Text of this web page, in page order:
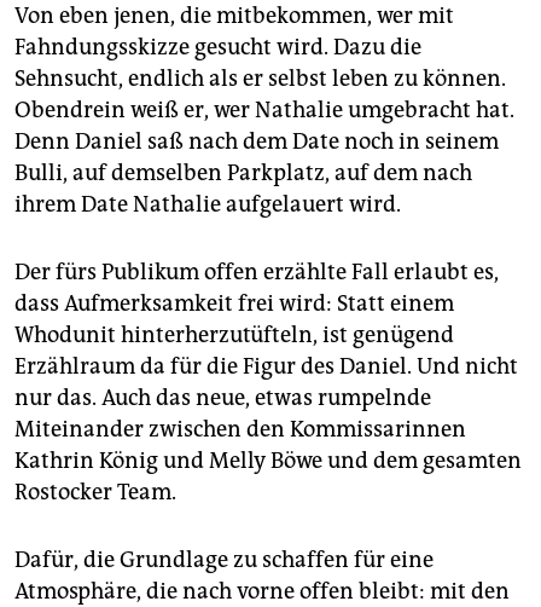
Von eben jenen, die mitbekommen, wer mit
Fahndungsskizze gesucht wird. Dazu die
Sehnsucht, endlich als er selbst leben zu können.
Obendrein weiß er, wer Nathalie umgebracht hat.
Denn Daniel saß nach dem Date noch in seinem
Bulli, auf demselben Parkplatz, auf dem nach
ihrem Date Nathalie aufgelauert wird.
Der fürs Publikum offen erzählte Fall erlaubt es,
dass Aufmerksamkeit frei wird: Statt einem
Whodunit hinterherzutüfteln, ist genügend
Erzählraum da für die Figur des Daniel. Und nicht
nur das. Auch das neue, etwas rumpelnde
Miteinander zwischen den Kommissarinnen
Kathrin König und Melly Böwe und dem gesamten
Rostocker Team.
Dafür, die Grundlage zu schaffen für eine
Atmosphäre, die nach vorne offen bleibt: mit den